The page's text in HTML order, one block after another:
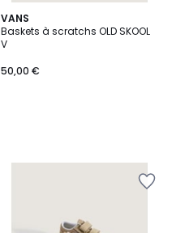
VANS
Baskets à scratchs OLD SKOOL
V
50,00 €